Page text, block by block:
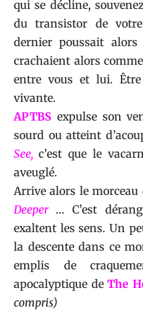
qui se décline,
du transistor de
dernier poussait
crachaient alors
entre vous et lui.
vivante.
APTBS expulse son
sourd ou atteint
See, c’est que le
aveuglé.
Arrive alors le morceau
Deeper … C’est
exaltent les sens. Un
la descente dans ce
emplis de
apocalyptique de The
compris)